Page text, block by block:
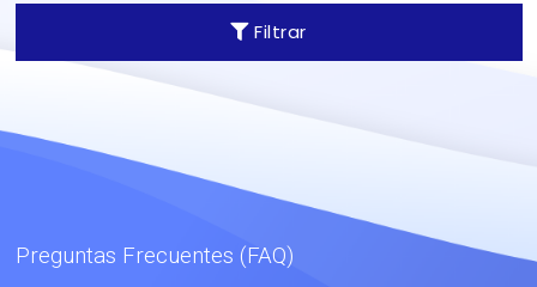
Filtrarindefinida.
Preguntas Frecuentes (FAQ)